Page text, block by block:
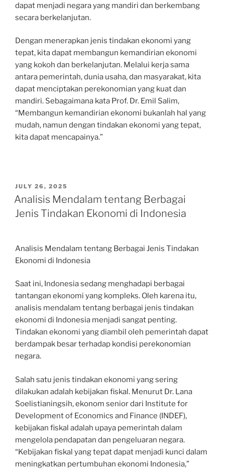
dapat menjadi negara yang mandiri dan berkembang
secara berkelanjutan.
Dengan menerapkan jenis tindakan ekonomi yang
tepat, kita dapat membangun kemandirian ekonomi
yang kokoh dan berkelanjutan. Melalui kerja sama
antara pemerintah, dunia usaha, dan masyarakat, kita
dapat menciptakan perekonomian yang kuat dan
mandiri. Sebagaimana kata Prof. Dr. Emil Salim,
“Membangun kemandirian ekonomi bukanlah hal yang
mudah, namun dengan tindakan ekonomi yang tepat,
kita dapat mencapainya.”
POSTED
ON
JULY 26, 2025
Analisis Mendalam tentang Berbagai
Jenis Tindakan Ekonomi di Indonesia
Analisis Mendalam tentang Berbagai Jenis Tindakan
Ekonomi di Indonesia
Saat ini, Indonesia sedang menghadapi berbagai
tantangan ekonomi yang kompleks. Oleh karena itu,
analisis mendalam tentang berbagai jenis tindakan
ekonomi di Indonesia menjadi sangat penting.
Tindakan ekonomi yang diambil oleh pemerintah dapat
berdampak besar terhadap kondisi perekonomian
negara.
Salah satu jenis tindakan ekonomi yang sering
dilakukan adalah kebijakan fiskal. Menurut Dr. Lana
Soelistianingsih, ekonom senior dari Institute for
Development of Economics and Finance (INDEF),
kebijakan fiskal adalah upaya pemerintah dalam
mengelola pendapatan dan pengeluaran negara.
“Kebijakan fiskal yang tepat dapat menjadi kunci dalam
meningkatkan pertumbuhan ekonomi Indonesia,”